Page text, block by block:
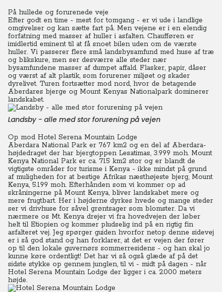
På hullede og forurenede veje
Efter godt en time - mest for tomgang - er vi ude i landlige
omgivelser og kan sætte fart på. Men vejene er i en elendig
forfatning med masser af huller i asfalten. Chaufføren er
imidlertid eminent til at få snoet bilen uden om de værste
huller. Vi passerer flere små landsbysamfund med huse af træ
og blikskure, men ser desværre alle steder nær
bysamfundene masser af dumpet affald. Flasker, papir, dåser
og værst af alt plastik, som forurener miljøet og skader
dyrelivet. Turen fortsætter mod nord, hvor de betagende
Aberdares bjerge og Mount Kenyas Nationalpark dominerer
landskabet.
Landsby - alle med stor forurening på vejen
Op mod Hotel Serena Mountain Lodge
Aberdara National Park er 767 km2 og en del af Aberdara-
højdedraget der har bjergtoppen Lesatimas, 3.999 moh. Mount
Kenya National Park er ca. 715 km2 stor og er blandt de
vigtigste områder for turisme i Kenya - ikke mindst på grund
af muligheden for at bestige Afrikas næsthøjeste bjerg, Mount
Kenya, 5.199 moh. Efterhånden som vi kommer op ad
skråningerne på Mount Kenya, bliver landskabet mere og
mere frugtbart. Her i højderne dyrkes hvede og mange steder
ser vi drivhuse for såvel grøntsager som blomster. Da vi
nærmere os Mt. Kenya drejer vi fra hovedvejen der løber
helt til Etiopien og kommer pludselig ind på en rigtig fin
asfalteret vej. Jeg spørger guiden hvorfor netop denne sidevej
er i så god stand og han forklarer, at det er vejen der fører
op til den lokale guvernørs sommerresidens - og han skal jo
kunne køre ordentligt! Det har vi så også glæde af på det
sidste stykke op gennem junglen, til vi - midt på dagen - når
Hotel Serena Mountain Lodge der ligger i ca. 2.000 meters
højde.